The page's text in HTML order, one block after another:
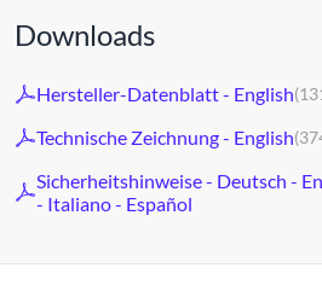
Downloads
Hersteller-Datenblatt - English
Technische Zeichnung - English
Sicherheitshinweise - Deutsch -
- Italiano - Español